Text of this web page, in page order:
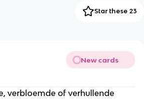
Star these 23
New cards
verbloemde of verhullende